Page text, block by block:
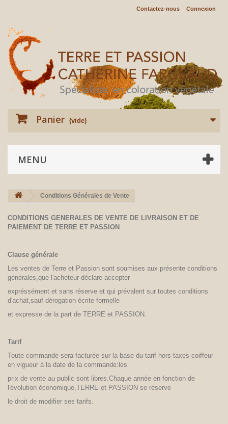
Connexion
Contactez-nous
Panier (vide)
MENU
Conditions Générales de Vente
CONDITIONS GENERALES DE VENTE DE LIVRAISON ET DE
PAIEMENT DE TERRE ET PASSION
Clause générale
Les ventes de Terre et Passion sont soumises aux présente conditions
générales,que l'acheteur déclare accepter
expréssément et sans réserve et qui prévalent sur toutes conditions
d'achat,sauf dérogation écrite formelle
et expresse de la part de TERRE et PASSION.
Tarif
Toute commande sera facturée sur la base du tarif hors taxes coiffeur
en vigueur à la date de la commande:les
prix de vente au public sont libres.Chaque année en fonction de
l'évolution économique,TERRE et PASSION se réserve
le droit de modifier ses tarifs.